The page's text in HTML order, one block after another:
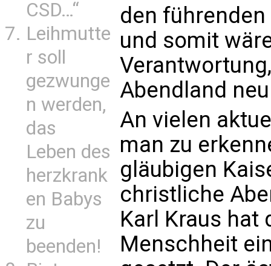
CSD…“
Leihmutte
r soll
gezwunge
n werden,
das
Leben des
herzkrank
en Babys
zu
beenden!
den
und somit
Abendland
An vielen
man zu
gläubigen
christliche
Karl Kraus hat
Menschheit